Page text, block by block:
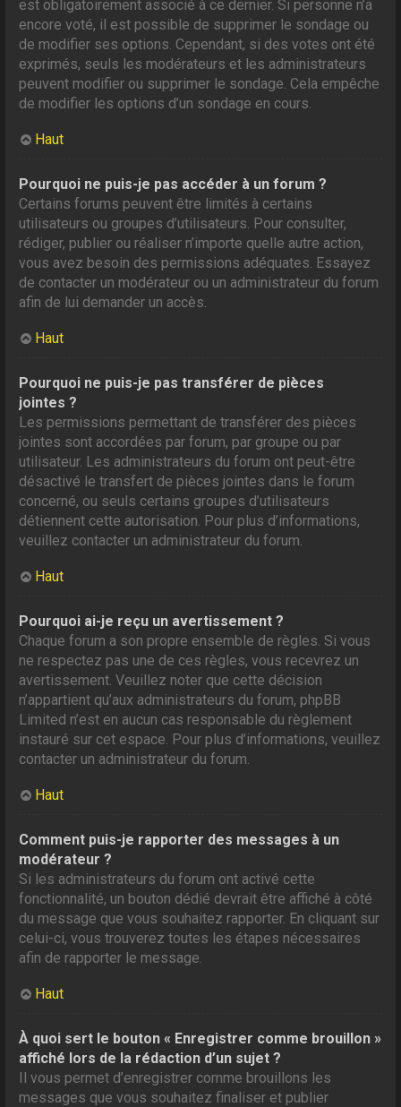
est obligatoirement associé à ce dernier. Si personne n’a
encore voté, il est possible de supprimer le sondage ou
de modifier ses options. Cependant, si des votes ont été
exprimés, seuls les modérateurs et les administrateurs
peuvent modifier ou supprimer le sondage. Cela empêche
de modifier les options d’un sondage en cours.
Haut
Pourquoi ne puis-je pas accéder à un forum ?
Certains forums peuvent être limités à certains
utilisateurs ou groupes d’utilisateurs. Pour consulter,
rédiger, publier ou réaliser n’importe quelle autre action,
vous avez besoin des permissions adéquates. Essayez
de contacter un modérateur ou un administrateur du forum
afin de lui demander un accès.
Haut
Pourquoi ne puis-je pas transférer de pièces
jointes ?
Les permissions permettant de transférer des pièces
jointes sont accordées par forum, par groupe ou par
utilisateur. Les administrateurs du forum ont peut-être
désactivé le transfert de pièces jointes dans le forum
concerné, ou seuls certains groupes d’utilisateurs
détiennent cette autorisation. Pour plus d’informations,
veuillez contacter un administrateur du forum.
Haut
Pourquoi ai-je reçu un avertissement ?
Chaque forum a son propre ensemble de règles. Si vous
ne respectez pas une de ces règles, vous recevrez un
avertissement. Veuillez noter que cette décision
n’appartient qu’aux administrateurs du forum, phpBB
Limited n’est en aucun cas responsable du règlement
instauré sur cet espace. Pour plus d’informations, veuillez
contacter un administrateur du forum.
Haut
Comment puis-je rapporter des messages à un
modérateur ?
Si les administrateurs du forum ont activé cette
fonctionnalité, un bouton dédié devrait être affiché à côté
du message que vous souhaitez rapporter. En cliquant sur
celui-ci, vous trouverez toutes les étapes nécessaires
afin de rapporter le message.
Haut
À quoi sert le bouton « Enregistrer comme brouillon »
affiché lors de la rédaction d’un sujet ?
Il vous permet d’enregistrer comme brouillons les
messages que vous souhaitez finaliser et publier